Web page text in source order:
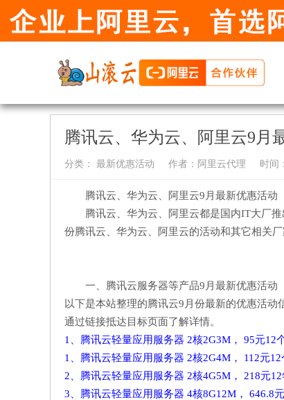
腾讯云、华为云、阿里云9月
分类： 最新优惠活动 作者： 阿里云代理 时间
腾讯云、华为云、阿里云9月最新优惠活动
腾讯云、华为云、阿里云都是国内IT大厂
份腾讯云、华为云、阿里云的活动和其它相关
一、腾讯云服务器等产品9月最新优惠活动
以下是本站整理的腾讯云9月份最新的优惠活
通过链接抵达目标页面了解详情。
1、腾讯云轻量应用服务器 2核2G3M， 95元12
1、腾讯云轻量应用服务器 2核2G4M， 112元
2、腾讯云轻量应用服务器 2核4G5M， 218元
3、腾讯云轻量应用服务器 4核8G12M， 646.8